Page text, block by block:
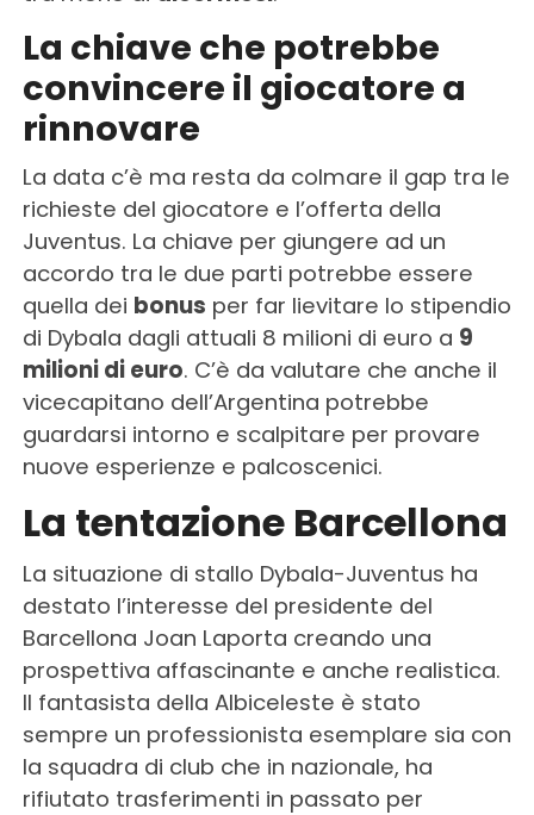
La chiave che potrebbe
convincere il giocatore a
rinnovare
La data c’è ma resta da colmare il gap tra le
richieste del giocatore e l’offerta della
Juventus. La chiave per giungere ad un
accordo tra le due parti potrebbe essere
quella dei bonus per far lievitare lo stipendio
di Dybala dagli attuali 8 milioni di euro a 9
milioni di euro. C’è da valutare che anche il
vicecapitano dell’Argentina potrebbe
guardarsi intorno e scalpitare per provare
nuove esperienze e palcoscenici.
La tentazione Barcellona
La situazione di stallo Dybala-Juventus ha
destato l’interesse del presidente del
Barcellona Joan Laporta creando una
prospettiva affascinante e anche realistica.
Il fantasista della Albiceleste è stato
sempre un professionista esemplare sia con
la squadra di club che in nazionale, ha
rifiutato trasferimenti in passato per